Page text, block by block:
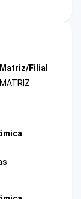
Matriz/Filial
MATRIZ